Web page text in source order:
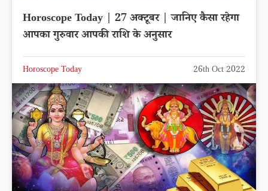
Horoscope Today | 27 अक्टूबर | जानिए कैसा रहेगा
आपका गुरुवार आपकी राशि के अनुसार
Horoscope Today 26th Oct 2022